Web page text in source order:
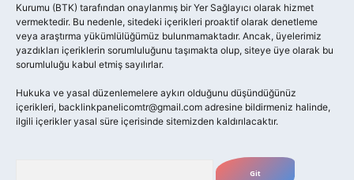
Kurumu (BTK) tarafından onaylanmış bir Yer Sağlayıcı olarak hizmet
vermektedir. Bu nedenle, sitedeki içerikleri proaktif olarak denetleme
veya araştırma yükümlülüğümüz bulunmamaktadır. Ancak, üyelerimiz
yazdıkları içeriklerin sorumluluğunu taşımakta olup, siteye üye olarak bu
sorumluluğu kabul etmiş sayılırlar.
Hukuka ve yasal düzenlemelere aykırı olduğunu düşündüğünüz
içerikleri, backlinkpanelicomtr@gmail.com adresine bildirmeniz halinde,
ilgili içerikler yasal süre içerisinde sitemizden kaldırılacaktır.